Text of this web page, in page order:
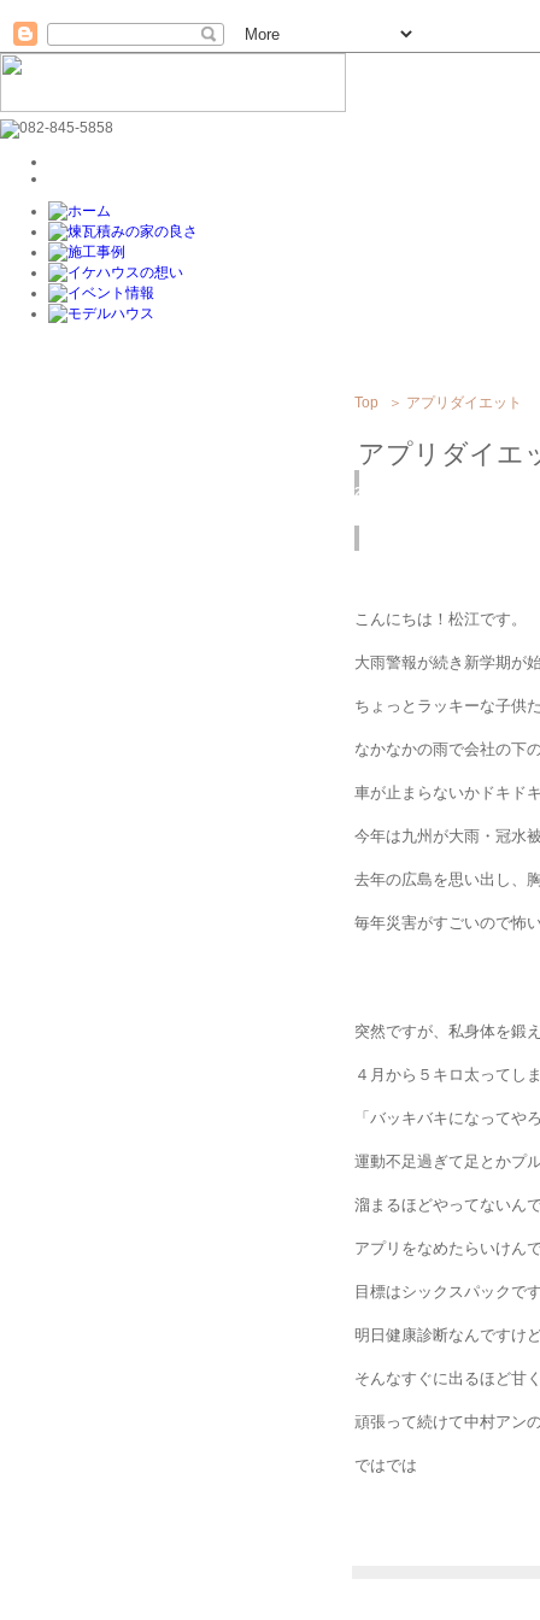
Top ＞ アプリダイエット
アプリダイエ
2019
こんにちは！松江です。
大雨警報が続き新学期が
ちょっとラッキーな子供
なかなかの雨で会社の下
車が止まらないかドキド
今年は九州が大雨・冠水
去年の広島を思い出し、
毎年災害がすごいので怖
突然ですが、私身体を鍛
４月から５キロ太ってし
「バッキバキになってや
運動不足過ぎて足とかプ
溜まるほどやってないん
アプリをなめたらいけん
目標はシックスパックで
明日健康診断なんですけ
そんなすぐに出るほど甘
頑張って続けて中村アン
ではでは